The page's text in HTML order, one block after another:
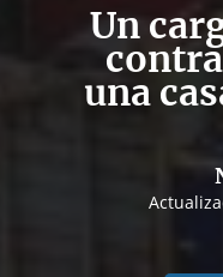
Un
una